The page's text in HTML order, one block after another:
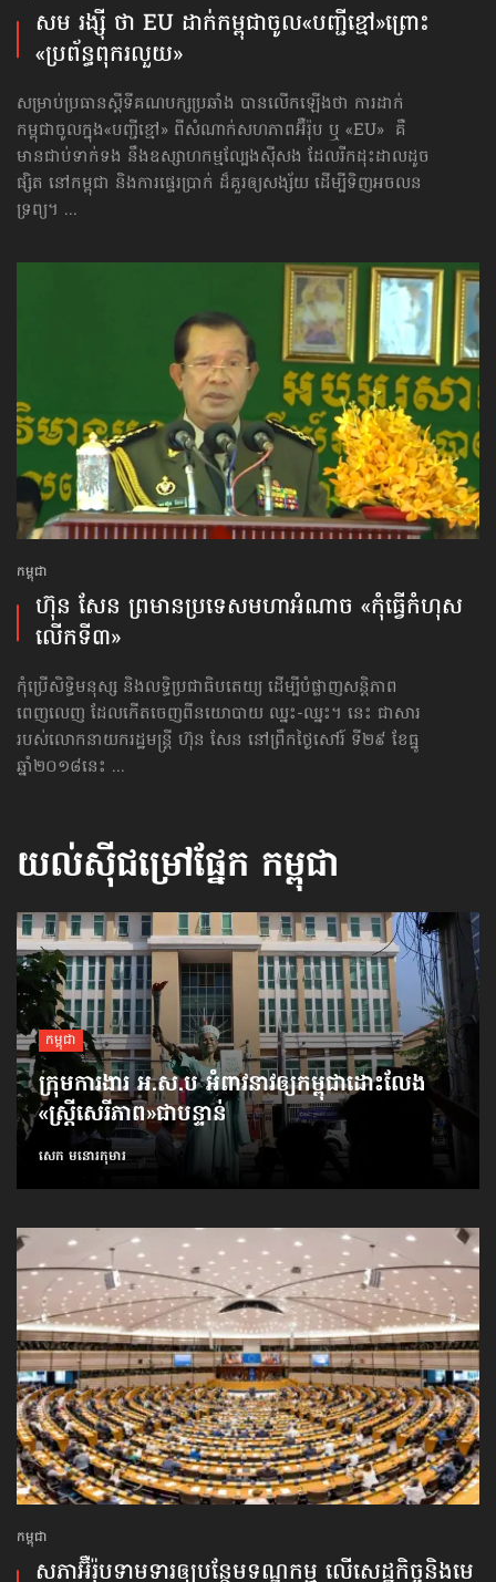
សម រង្ស៊ី ថា EU ដាក់កម្ពុជា​ចូល​«បញ្ជីខ្មៅ»​ព្រោះ​
«ប្រព័ន្ធពុករលួយ»
សម្រាប់ប្រធានស្ដីទីគណបក្សប្រឆាំង បានលើកឡើងថា ការដាក់
កម្ពុជា​ចូលក្នុង​«បញ្ជីខ្មៅ» ពីសំណាក់​សហភាព​អ៊ឺរ៉ុប ឬ «EU» គឺ
មានជាប់ទាក់ទង នឹង​ឧស្សាហកម្ម​ល្បែងស៊ីសង ដែលរីកដុះដាលដូច
ផ្សិត នៅកម្ពុជា និងការផ្ទេរប្រាក់ ដ៏គួរឲ្យសង្ស័យ ដើម្បីទិញ​អចលន
ទ្រព្យ។ ...
កម្ពុជា
ហ៊ុន សែន ព្រមាន​ប្រទេស​មហាអំណាច «កុំធ្វើ​កំហុស​
លើក​ទី៣»
កុំប្រើសិទ្ធិមនុស្ស និងលទ្ធិប្រជាធិបតេយ្យ ដើម្បីបំផ្លាញសន្តិភាព
ពេញលេញ ដែលកើតចេញពីនយោបាយ ឈ្នះ-ឈ្នះ។ នេះ ជាសារ
របស់លោកនាយករដ្ឋមន្ត្រី ហ៊ុន សែន នៅព្រឹកថ្ងៃសៅរ៍ ទី២៩ ខែធ្នូ
ឆ្នាំ២០១៨នេះ ...
យល់ស៊ីជម្រៅផ្នែក កម្ពុជា
កម្ពុជា
ក្រុមការងារ អ.ស.ប អំពាវនាវ​ឲ្យកម្ពុជា​ដោះលែង​
«ស្ត្រីសេរីភាព»​ជាបន្ទាន់
សេក មនោរកុមារ
កម្ពុជា
សភាអ៊ឺរ៉ុបទាមទារ​ឲ្យបន្ថែម​ទណ្ឌកម្ម លើសេដ្ឋកិច្ច​និងមេ